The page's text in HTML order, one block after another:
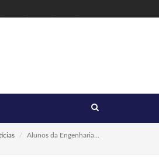
Alunos da Engenharia...